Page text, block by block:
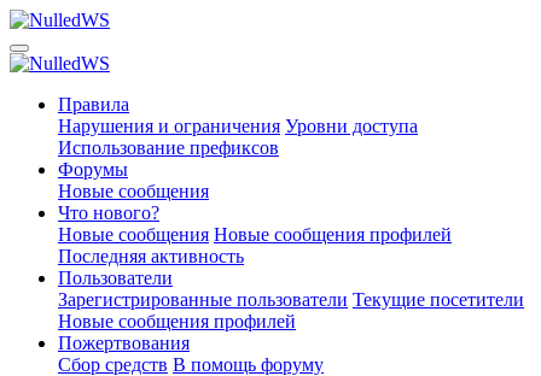
Правила
Нарушения и ограничения Уровни доступа
Использование префиксов
Форумы
Новые сообщения
Что нового?
Новые сообщения Новые сообщения профилей
Последняя активность
Пользователи
Зарегистрированные пользователи Текущие посетители
Новые сообщения профилей
Пожертвования
Сбор средств В помощь форуму